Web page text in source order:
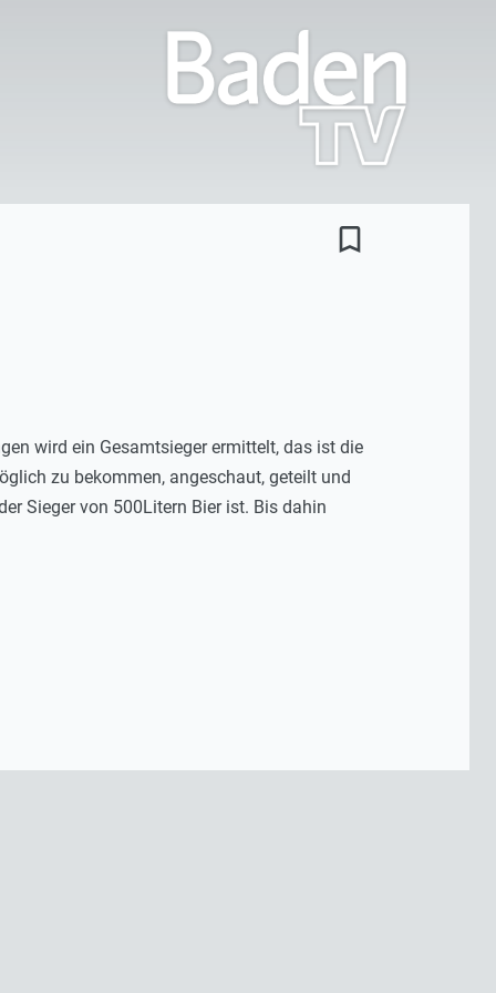
bookmark_border
wird ein Gesamtsieger ermittelt, das ist die
zu bekommen, angeschaut, geteilt und
Sieger von 500Litern Bier ist. Bis dahin